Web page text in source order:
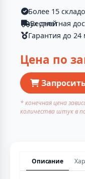
Более 15
Бесплатная доставка в Санкт-Петербург от 2-ух дней
Гарантия до 24
Цена по
* конечная цена
количества штук в
Описание